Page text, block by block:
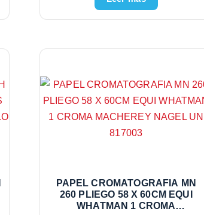
PAPEL CROMATOGRAFIA MN
260 PLIEGO 58 X 60CM EQUI
WHATMAN 1 CROMA